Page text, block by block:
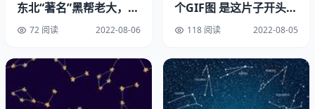
4、朝代歌中 三分魏蜀吴 ,二晋前后延 的含义
一统秦两汉 朝代歌。
5、“一统秦两汉”是什么意思？
6、夏商和西周，东周分两段，春秋和战国，一统秦两汉，
东北“著名”黑帮老大，曾
占有24位女明星，狠起
72 阅读 2022-08-06
个GIF图 是这片子开头一
片段当内容如下：一金发
118 阅读 2022-08-05